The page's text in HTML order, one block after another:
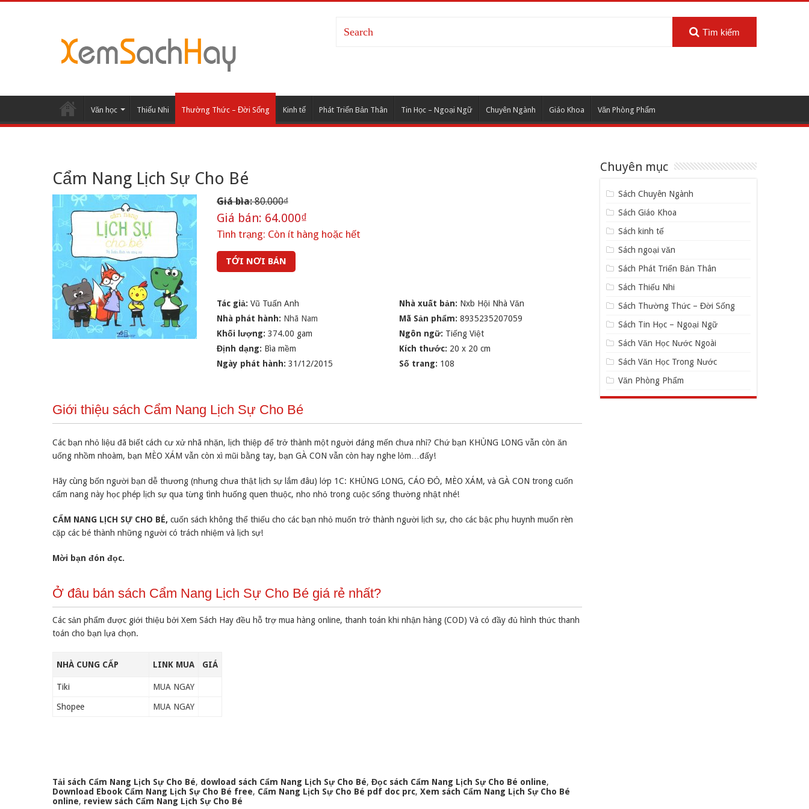
Tìm kiếm
Văn học Thiếu Nhi Thường Thức – Đời Sống Kinh tế Phát Triển Bản Thân Tin Học – Ngoại Ngữ Chuyên Ngành Giáo Khoa Văn Phòng Phẩm
Cẩm Nang Lịch Sự Cho Bé
Giá bìa:80.000₫
Giá bán: 64.000₫
Tình trạng: Còn ít hàng hoặc hết
TỚI NƠI BÁN
Tác giả: Vũ Tuấn Anh Nhà xuất bản: Nxb Hội Nhà Văn
Nhà phát hành: Nhã Nam Mã Sản phẩm:8935235207059
Khối lượng: 374.00 gam Ngôn ngữ: Tiếng Việt
Định dạng: Bìa mềm Kích thước: 20 x 20 cm
Ngày phát hành: 31/12/2015 Số trang: 108
Giới thiệu sách Cẩm Nang Lịch Sự Cho Bé
Các bạn nhỏ liệu đã biết cách cư xử nhã nhặn, lịch thiệp để trở thành một người đáng mến chưa nhỉ? Chứ bạn KHỦNG LONG vẫn còn ăn
uống nhồm nhoàm, bạn MÈO XÁM vẫn còn xì mũi bằng tay, bạn GÀ CON vẫn còn hay nghe lỏm…đấy!
Hãy cùng bốn người bạn dễ thương (nhưng chưa thật lịch sự lắm đâu) lớp 1C: KHỦNG LONG, CÁO ĐỎ, MÈO XÁM, và GÀ CON trong cuốn
cẩm nang này học phép lịch sự qua từng tình huống quen thuộc, nho nhỏ trong cuộc sống thường nhật nhé!
CẨM NANG LỊCH SỰ CHO BÉ, cuốn sách không thể thiếu cho các bạn nhỏ muốn trở thành người lịch sự, cho các bậc phụ huynh muốn rèn
cặp các bé thành những người có trách nhiệm và lịch sự!
Mời bạn đón đọc.
Ở đâu bán sách Cẩm Nang Lịch Sự Cho Bé giá rẻ nhất?
Các sản phẩm được giới thiệu bởi Xem Sách Hay đều hỗ trợ mua hàng online, thanh toán khi nhận hàng (COD) Và có đầy đủ hình thức thanh
toán cho bạn lựa chọn.
NHÀ CUNG CẤP LINK MUA GIÁ
Tiki MUA NGAY
Shopee MUA NGAY
Tải sách Cẩm Nang Lịch Sự Cho Bé, dowload sách Cẩm Nang Lịch Sự Cho Bé, Đọc sách Cẩm Nang Lịch Sự Cho Bé online,
Download Ebook Cẩm Nang Lịch Sự Cho Bé free, Cẩm Nang Lịch Sự Cho Bé pdf doc prc, Xem sách Cẩm Nang Lịch Sự Cho Bé
online, review sách Cẩm Nang Lịch Sự Cho Bé
Chuyên mục
Sách Chuyên Ngành
Sách Giáo Khoa
Sách kinh tế
Sách ngoại văn
Sách Phát Triển Bản Thân
Sách Thiếu Nhi
Sách Thường Thức – Đời Sống
Sách Tin Học – Ngoại Ngữ
Sách Văn Học Nước Ngoài
Sách Văn Học Trong Nước
Văn Phòng Phẩm